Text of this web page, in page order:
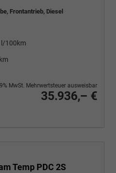
Frontantrieb, Diesel
l/100km
35.936,– €
MwSt. Mehrwertsteuer ausweisbar
drucken
Temp PDC 2S